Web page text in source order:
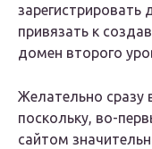
зарегистрировать
привязать к
домен второго
Желательно сразу
поскольку, во-
сайтом